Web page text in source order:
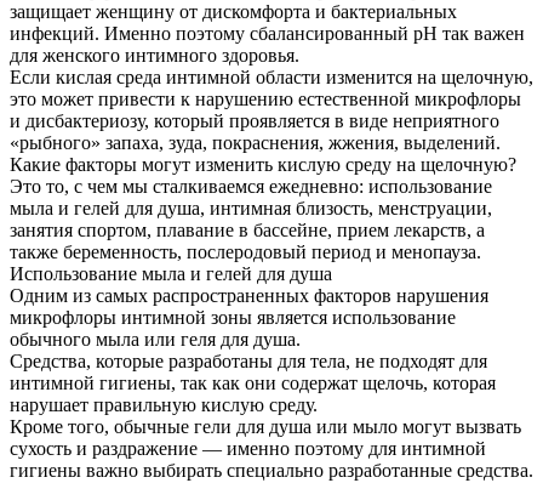
защищает женщину от дискомфорта и бактериальных
инфекций. Именно поэтому сбалансированный pH так важен
для женского интимного здоровья.
Если кислая среда интимной области изменится на щелочную,
это может привести к нарушению естественной микрофлоры
и дисбактериозу, который проявляется в виде неприятного
«рыбного» запаха, зуда, покраснения, жжения, выделений.
Какие факторы могут изменить кислую среду на щелочную?
Это то, с чем мы сталкиваемся ежедневно: использование
мыла и гелей для душа, интимная близость, менструации,
занятия спортом, плавание в бассейне, прием лекарств, а
также беременность, послеродовый период и менопауза.
Использование мыла и гелей для душа
Одним из самых распространенных факторов нарушения
микрофлоры интимной зоны является использование
обычного мыла или геля для душа.
Средства, которые разработаны для тела, не подходят для
интимной гигиены, так как они содержат щелочь, которая
нарушает правильную кислую среду.
Кроме того, обычные гели для душа или мыло могут вызвать
сухость и раздражение — именно поэтому для интимной
гигиены важно выбирать специально разработанные средства.